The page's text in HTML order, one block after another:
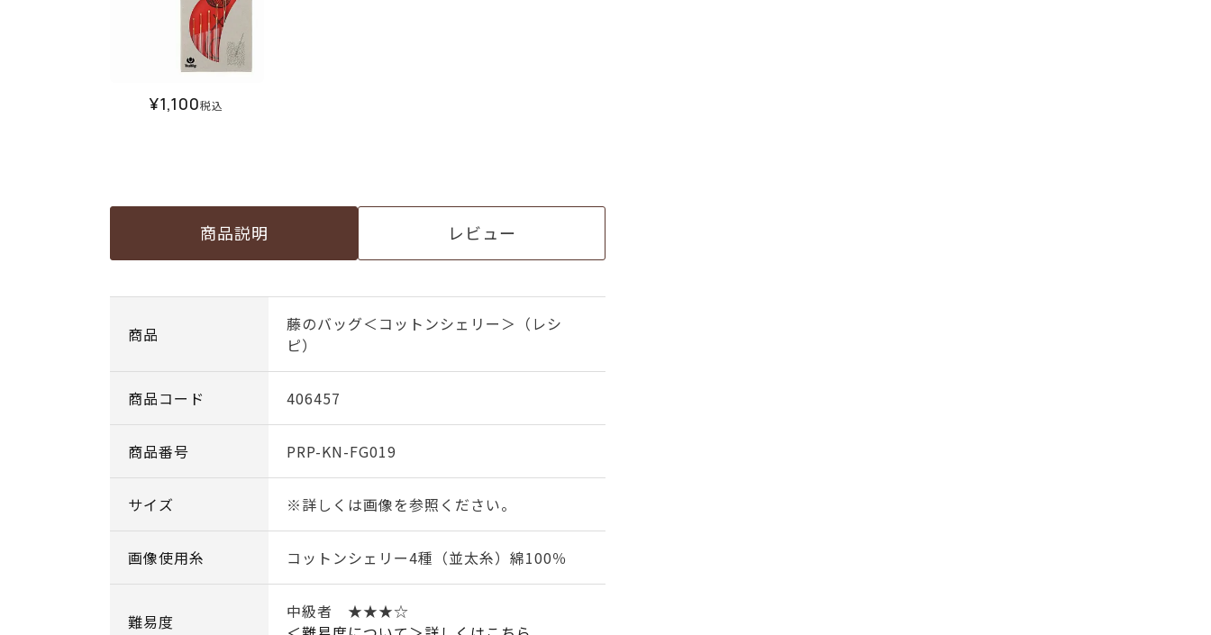
¥1,100税込
商品説明 レビュー
商品
藤のバッグ＜コットンシェリー＞（レシ
ピ）
商品コード 406457
商品番号 PRP-KN-FG019
サイズ ※詳しくは画像を参照ください。
画像使用糸 コットンシェリー4種（並太糸）綿100％
難易度
中級者 ★★★☆